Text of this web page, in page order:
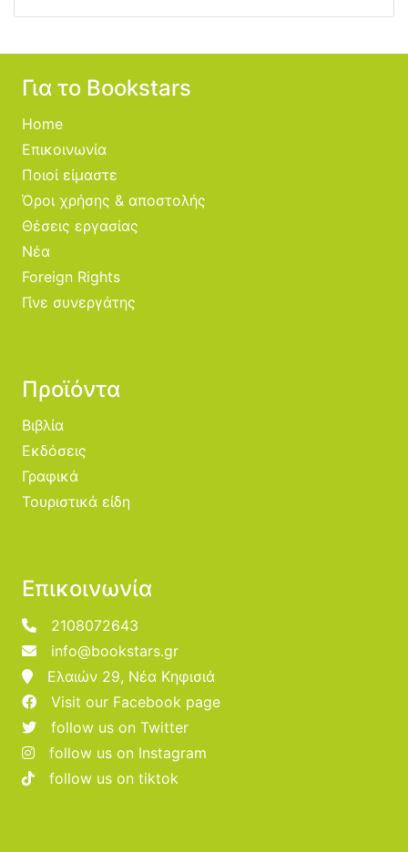
Για το Bookstars
Home
Επικοινωνία
Ποιοί είμαστε
Όροι χρήσης & αποστολής
Θέσεις εργασίας
Νέα
Foreign Rights
Γίνε συνεργάτης
Προϊόντα
Βιβλία
Εκδόσεις
Γραφικά
Τουριστικά είδη
Επικοινωνία
2108072643
info@bookstars.gr
Ελαιών 29, Νέα Κηφισιά
Visit our Facebook page
follow us on Twitter
follow us on Instagram
follow us on tiktok